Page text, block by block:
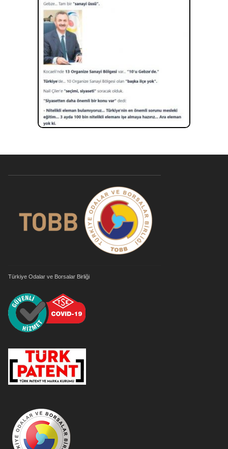
Türkiye Odalar ve Borsalar Birliği